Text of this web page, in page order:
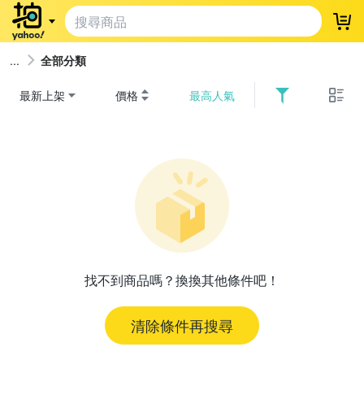
登
全部分類
最新上架 價格 最高人氣
找不到商品嗎？換換其他條件吧！
清除條件再搜尋